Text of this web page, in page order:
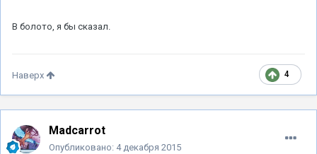
В болото, я бы сказал.
4
Наверх
Madcarrot
Опубликовано: 4 декабря 2015